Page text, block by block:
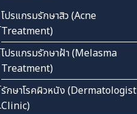
โปรแกรมรักษาสิว (Acne
Treatment)
โปรแกรมรักษาฝ้า (Melasma
Treatment)
รักษาโรคผิวหนัง (Dermatologist
Clinic)